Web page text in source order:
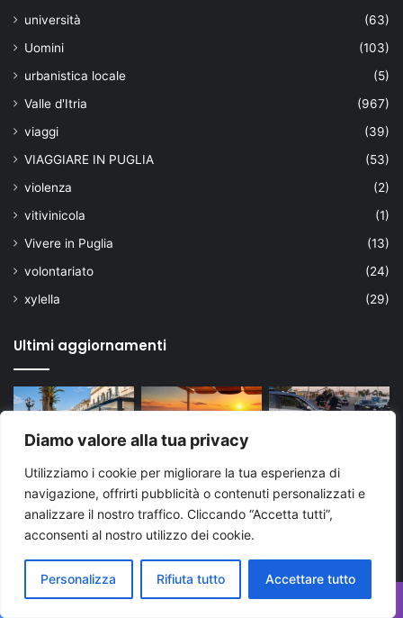
Diamo valore alla tua privacy
Utilizziamo i cookie per migliorare la tua esperienza di
navigazione, offrirti pubblicità o contenuti personalizzati e
analizzare il nostro traffico. Cliccando “Accetta tutti”,
acconsenti al nostro utilizzo dei cookie.
Personalizza Rifiuta tutto Accettare tutto
università
(63)
Uomini
(103)
urbanistica locale
(5)
Valle d'Itria
(967)
viaggi
(39)
VIAGGIARE IN PUGLIA
(53)
violenza
(2)
vitivinicola
(1)
Vivere in Puglia
(13)
volontariato
(24)
xylella
(29)
Ultimi aggiornamenti